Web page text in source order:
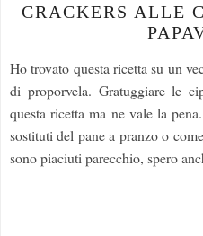
CRACKERS ALLE
Ho trovato questa ricetta su un
di proporvela. Gratuggiare le
questa ricetta ma ne vale la
sostituti del pane a pranzo o
sono piaciuti parecchio, spero